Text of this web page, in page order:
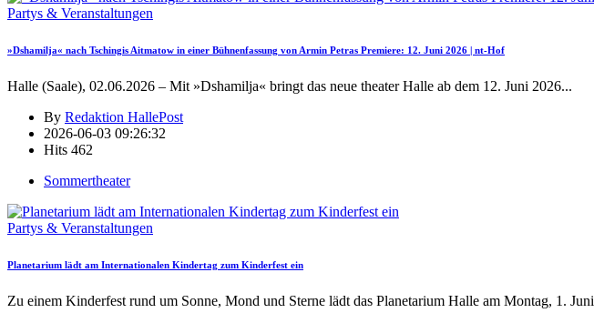
Partys & Veranstaltungen
»Dshamilja« nach Tschingis Aitmatow in einer Bühnenfassung von Armin Petras Premiere: 12. Juni 2026 | nt-Hof
Halle (Saale), 02.06.2026 – Mit »Dshamilja« bringt das neue theater Halle ab dem 12. Juni 2026...
By Redaktion HallePost
2026-06-03 09:26:32
Hits 462
Sommertheater
Partys & Veranstaltungen
Planetarium lädt am Internationalen Kindertag zum Kinderfest ein
Zu einem Kinderfest rund um Sonne, Mond und Sterne lädt das Planetarium Halle am Montag, 1. Juni